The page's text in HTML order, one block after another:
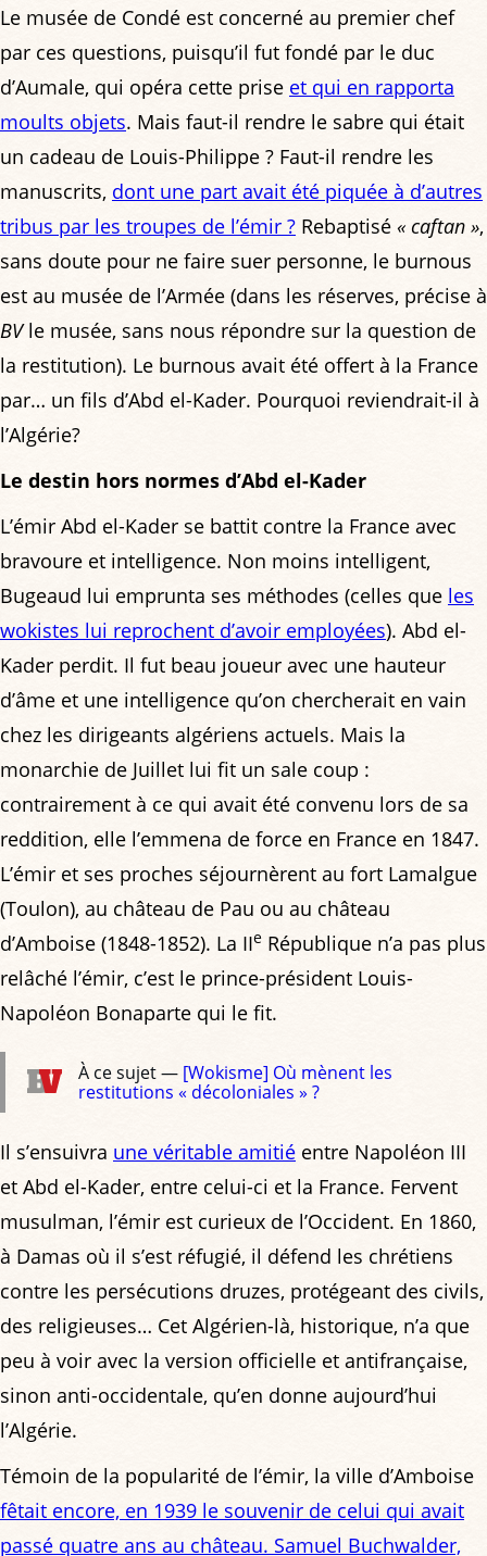
Le musée de Condé est concerné au premier chef
par ces questions, puisqu’il fut fondé par le duc
d’Aumale, qui opéra cette prise et qui en rapporta
moults objets. Mais faut-il rendre le sabre qui était
un cadeau de Louis-Philippe ? Faut-il rendre les
manuscrits, dont une part avait été piquée à d’autres
tribus par les troupes de l’émir ? Rebaptisé « caftan »,
sans doute pour ne faire suer personne, le burnous
est au musée de l’Armée (dans les réserves, précise à
BVle musée, sans nous répondre sur la question de
la restitution). Le burnous avait été offert à la France
par… un fils d’Abd el-Kader. Pourquoi reviendrait-il à
l’Algérie?
Le destin hors normes d’Abd el-Kader
L’émir Abd el-Kader se battit contre la France avec
bravoure et intelligence. Non moins intelligent,
Bugeaud lui emprunta ses méthodes (celles que les
wokistes lui reprochent d’avoir employées). Abd el-
Kader perdit. Il fut beau joueur avec une hauteur
d’âme et une intelligence qu’on chercherait en vain
chez les dirigeants algériens actuels. Mais la
monarchie de Juillet lui fit un sale coup :
contrairement à ce qui avait été convenu lors de sa
reddition, elle l’emmena de force en France en 1847.
L’émir et ses proches séjournèrent au fort Lamalgue
(Toulon), au château de Pau ou au château
d’Amboise (1848-1852). La IIe République n’a pas plus
relâché l’émir, c’est le prince-président Louis-
Napoléon Bonaparte qui le fit.
À ce sujet — [Wokisme] Où mènent les
restitutions « décoloniales » ?
Il s’ensuivra une véritable amitié entre Napoléon III
et Abd el-Kader, entre celui-ci et la France. Fervent
musulman, l’émir est curieux de l’Occident. En 1860,
à Damas où il s’est réfugié, il défend les chrétiens
contre les persécutions druzes, protégeant des civils,
des religieuses… Cet Algérien-là, historique, n’a que
peu à voir avec la version officielle et antifrançaise,
sinon anti-occidentale, qu’en donne aujourd’hui
l’Algérie.
Témoin de la popularité de l’émir, la ville d’Amboise
fêtait encore, en 1939 le souvenir de celui qui avait
passé quatre ans au château. Samuel Buchwalder,